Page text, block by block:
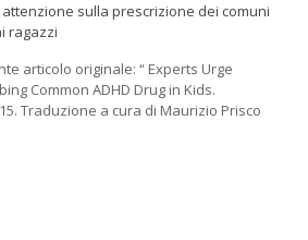
sulla prescrizione dei comuni
ragazzi
articolo originale: “ Experts Urge
Common ADHD Drug in Kids.
Traduzione a cura di Maurizio Prisco